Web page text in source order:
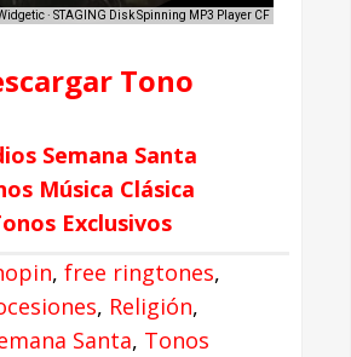
Tono
Semana Santa
Música Clásica
Exclusivos
, free ringtones,
, Religión,
Santa, Tonos